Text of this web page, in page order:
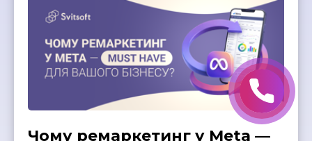
Чому ремаркетинг у Meta —